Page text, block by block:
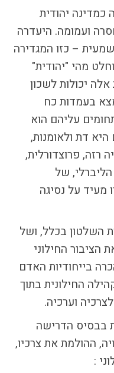
יהודית
ועמומה. היעדרה
– כזו המגדירה
מהי "יהודית"
יכולות לשכון
בעמדות כח
עליהם הוא
דת ולאומנות,
רזה, פרוצדורלית,
של
מעיד על נסיגה
השלטון בכלל, ושל
הציבור החילוני
בייחודיות האדם
החילונית בתוך
וערכיה.
בבסיס הדרישה
ההולמת את צרכיו,
: